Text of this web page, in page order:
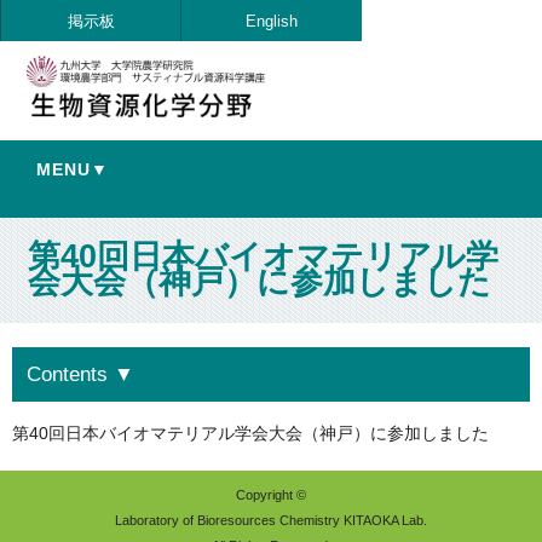
掲示板 English
MENU▼
第40回日本バイオマテリアル学
会大会（神戸）に参加しました
第40回日本バイオマテリアル学会大会（神戸）に参加しました
Contents ▼
Copyright ©
Laboratory of Bioresources Chemistry KITAOKA Lab.